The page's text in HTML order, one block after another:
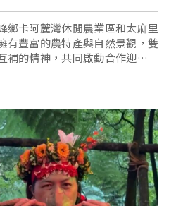
鄉卡阿麓灣休閒農業區和太麻里
有豐富的農特產與自然景觀，雙
的精神，共同啟動合作迎來嶄